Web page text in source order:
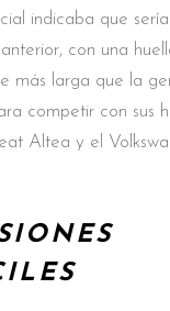
indicaba que
con una
más larga que la
competir con sus
Altea y el